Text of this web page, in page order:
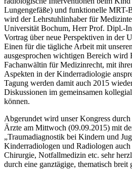
Lungengefäße) und funktionelle MRT-
wird der Lehrstuhlinhaber für
Universität Bochum, Herr Prof. Dipl.-
Vortrag über neue Perspektiven in der
Einen für die tägliche Arbeit mit
ausgesprochen wichtigen Bereich wird
Fachanwältin für Medizinrecht, mit
Aspekten in der Kinderradiologie
Tagung werden damit auch 2015
Diskussionen im gemeinsamen
können.
Abgerundet wird unser Kongress
Ärzte am Mittwoch (09.09.2015) mit
„Traumadiagnostik bei Kindern und
Kinderradiologen und Radiologen
Chirurgie, Notfallmedizin etc. sehr
durch eine ganztägige, thematisch